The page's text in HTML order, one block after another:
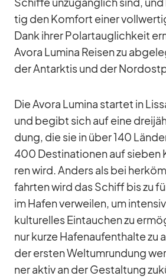
tig den Kom­fort ei­ner
Dank ih­rer Po­lar­taug­lich­keit
Avora Lu­mina Rei­sen zu
der Ant­ark­tis und der
Die Avora Lu­mina star­tet in
und be­gibt sich auf eine
dung, die sie in über 140
400 De­sti­na­tio­nen auf
ren wird. An­ders als bei
fahr­ten wird das Schiff bis zu
im Ha­fen ver­wei­len, um
kul­tu­rel­les Ein­tau­chen zu
nur kurze Ha­fen­auf­ent­halte zu
der ers­ten Welt­um­run­dung
ner ak­tiv an der Ge­stal­tung